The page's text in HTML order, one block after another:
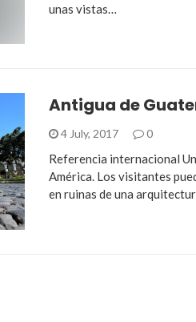
unas vistas…
Antigua de
4 July, 2017 0
Referencia internacional
América. Los visitantes
en ruinas de una